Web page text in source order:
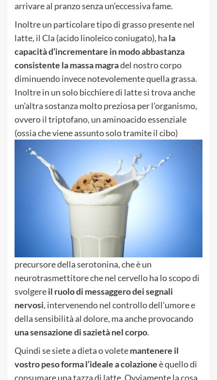
arrivare al pranzo senza un’eccessiva fame.
Inoltre un particolare tipo di grasso presente nel
latte, il Cla (acido linoleico coniugato), ha la
capacità d’incrementare in modo abbastanza
consistente la massa magradel nostro corpo
diminuendo invece notevolemente quella grassa.
Inoltre in un solo bicchiere di latte si trova anche
un’altra sostanza molto preziosa per l’organismo,
ovvero il triptofano, un aminoacido essenziale
(ossia che viene assunto solo tramite il cibo)
precursore della serotonina, che è un
neurotrasmettitore che nel cervello ha lo scopo di
svolgereil ruolo di messaggero dei segnali
nervosi, intervenendo nel controllo dell’umore e
della sensibilità al dolore, ma anche provocando
una sensazione di sazietà nel corpo.
Quindi se siete a dieta o voletemantenere il
vostro peso forma l’ideale a colazioneè quello di
consumare una tazza di latte. Ovviamente la cosa